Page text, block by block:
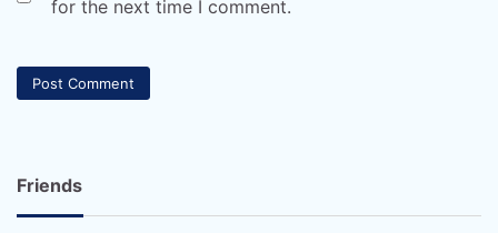
for the next time I comment.
Friends